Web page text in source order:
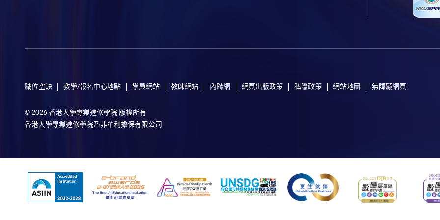
職位空缺 教學/報名中心地點 學員網站 教師網站 內聯網 網頁出版政策 私隱政策 網站地圖 無障礙網頁
© 2026 香港大學專業進修學院 版權所有
香港大學專業進修學院乃非牟利擔保有限公司